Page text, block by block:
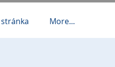
More...